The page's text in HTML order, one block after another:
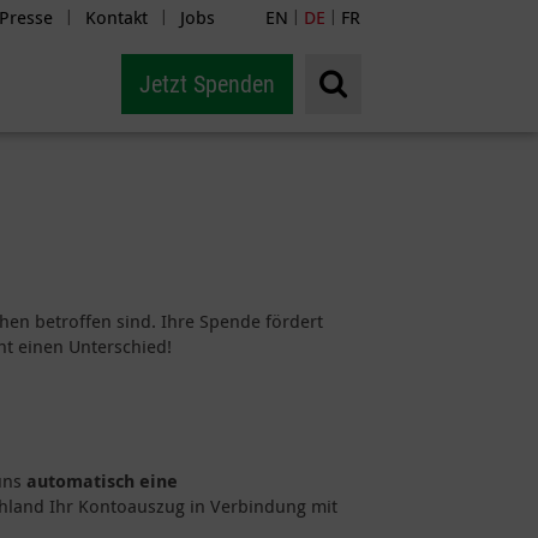
Presse | Kontakt | Jobs EN | DE | FR
Jetzt Spenden
betroffen sind. Ihre Spende fördert
einen Unterschied!
automatisch eine
Ihr Kontoauszug in Verbindung mit